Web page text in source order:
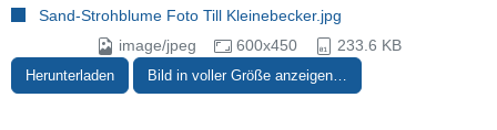
Sand-Strohblume Foto Till Kleinebecker.jpg
image/jpeg
600x450 233.6 KB
Herunterladen Bild in voller Größe anzeigen…